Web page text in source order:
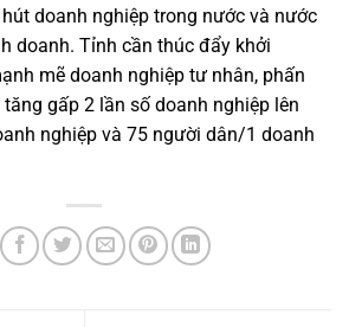
doanh nghiệp trong nước và nước
doanh. Tỉnh cần thúc đẩy khởi
mẽ doanh nghiệp tư nhân, phấn
gấp 2 lần số doanh nghiệp lên
nghiệp và 75 người dân/1 doanh